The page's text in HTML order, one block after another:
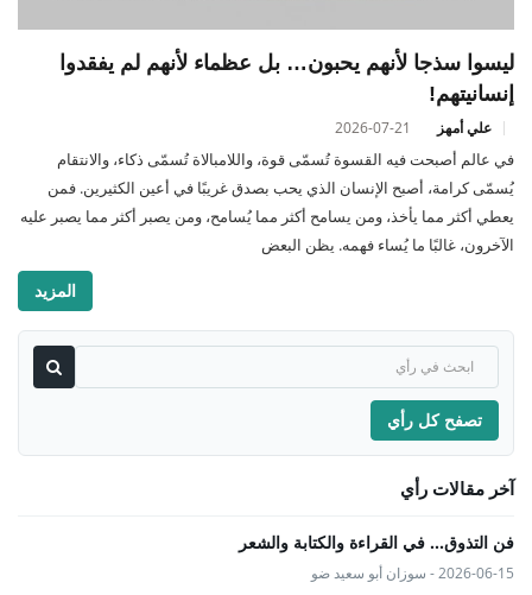
ليسوا سذجا لأنهم يحبون… بل عظماء لأنهم لم يفقدوا
إنسانيتهم!
علي أمهز 2026-07-21
في عالم أصبحت فيه القسوة تُسمّى قوة، واللامبالاة تُسمّى ذكاء، والانتقام
يُسمّى كرامة، أصبح الإنسان الذي يحب بصدق غريبًا في أعين الكثيرين. فمن
يعطي أكثر مما يأخذ، ومن يسامح أكثر مما يُسامح، ومن يصبر أكثر مما يصبر عليه
الآخرون، غالبًا ما يُساء فهمه. يظن البعض
المزيد
تصفح كل رأي
آخر مقالات رأي
فن التذوق... في القراءة والكتابة والشعر
2026-06-15 - سوزان أبو سعيد ضو